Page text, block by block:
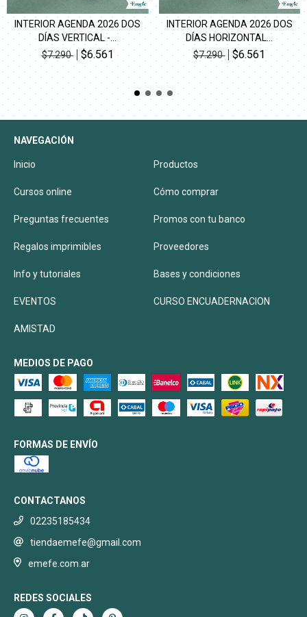
INTERIOR AGENDA 2026 DOS
DÍAS VERTICAL -...
$7.290
$6.561
INTERIOR AGENDA 2026 DOS
DÍAS HORIZONTAL...
$7.290
$6.561
NAVEGACIÓN
Inicio Productos
Cursos online Cómo comprar
Preguntas frecuentes Promos con tu banco
Regalos imprimibles Proveedores
Info y tutoriales Bases y condiciones
EVENTOS CURSO ENCUADERNACION
AMISTAD
MEDIOS DE PAGO
FORMAS DE ENVÍO
CONTACTANOS
02235185434
tiendaemefe@gmail.com
emefe.com.ar
REDES SOCIALES